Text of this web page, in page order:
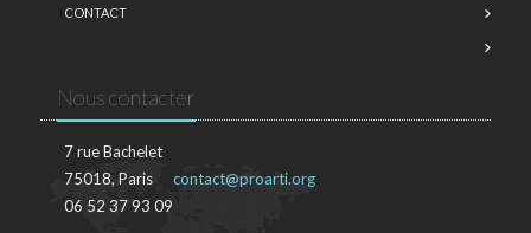
CONTACT
Nous contacter
7 rue Bachelet
75018, Paris
06 52 37 93 09
contact@proarti.org